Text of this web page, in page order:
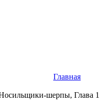
Главная
шерпы, Глава 1